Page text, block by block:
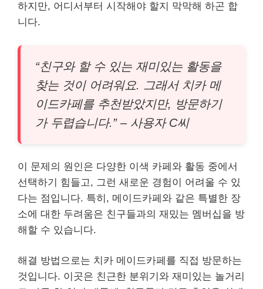
하지만, 어디서부터 시작해야 할지 막막해 하곤 합
니다.
“친구와 할 수 있는 재미있는 활동을
찾는 것이 어려워요. 그래서 치카 메
이드카페를 추천받았지만, 방문하기
가 두렵습니다.” – 사용자 C씨
이 문제의 원인은 다양한 이색 카페와 활동 중에서
선택하기 힘들고, 그런 새로운 경험이 어려울 수 있
다는 점입니다. 특히, 메이드카페와 같은 특별한 장
소에 대한 두려움은 친구들과의 재밌는 멤버십을 방
해할 수 있습니다.
해결 방법으로는 치카 메이드카페를 직접 방문하는
것입니다. 이곳은 친근한 분위기와 재미있는 놀거리